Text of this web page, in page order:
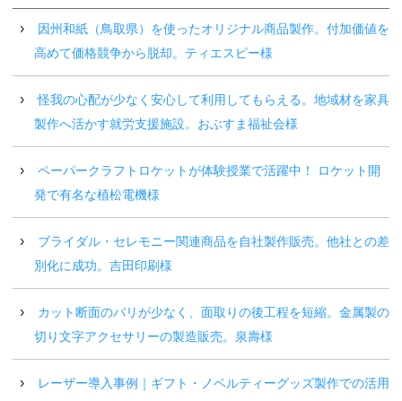
因州和紙（鳥取県）を使ったオリジナル商品製作。付加価値を
高めて価格競争から脱却。ティエスピー様
怪我の心配が少なく安心して利用してもらえる。地域材を家具
製作へ活かす就労支援施設。おぶすま福祉会様
ペーパークラフトロケットが体験授業で活躍中！ ロケット開
発で有名な植松電機様
ブライダル・セレモニー関連商品を自社製作販売。他社との差
別化に成功。吉田印刷様
カット断面のバリが少なく、面取りの後工程を短縮。金属製の
切り文字アクセサリーの製造販売。泉壽様
レーザー導入事例｜ギフト・ノベルティーグッズ製作での活用